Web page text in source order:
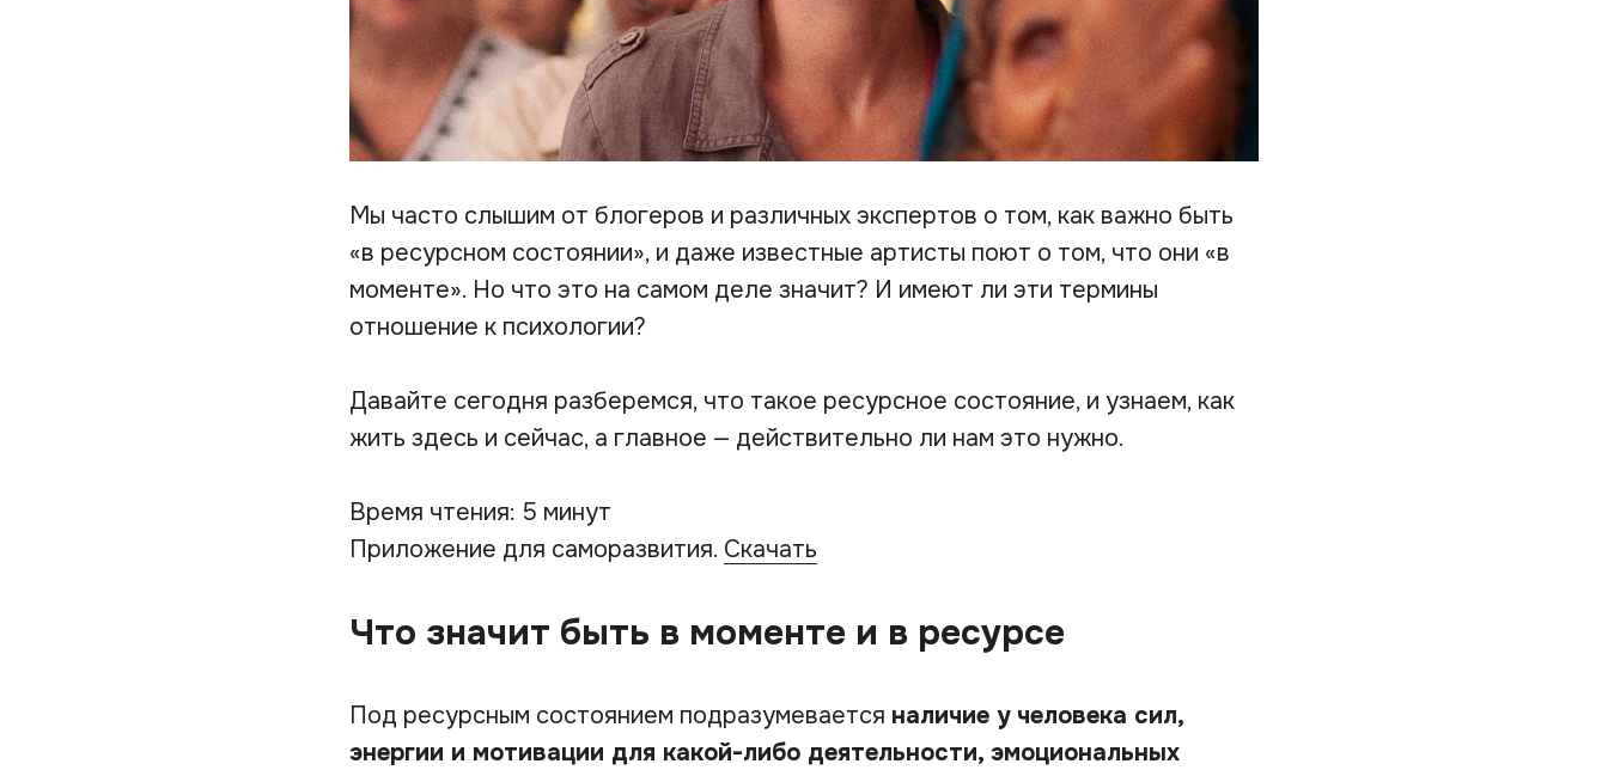
Мы часто слышим от блогеров и различных экспертов о том, как важно быть
«в ресурсном состоянии», и даже известные артисты поют о том, что они «в
моменте». Но что это на самом деле значит? И имеют ли эти термины
отношение к психологии?
Давайте сегодня разберемся, что такое ресурсное состояние, и узнаем, как
жить здесь и сейчас, а главное — действительно ли нам это нужно.
Время чтения: 5 минут
Приложение для саморазвития. Скачать
Что значит быть в моменте и в ресурсе
Под ресурсным состоянием подразумевается наличие у человека сил,
энергии и мотивации для какой-либо деятельности, эмоциональных